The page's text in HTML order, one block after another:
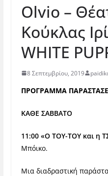
Olvio –
Κούκλας
WHITE
8 Σεπτεμβρίου, 2019
ΠΡΟΓΡΑΜΜΑ
ΚΑΘΕ ΣΑΒΒΑΤΟ
11:00 «Ο ΤΟΥ-ΤΟΥ και η
Μπόικο.
Μια διαδραστική